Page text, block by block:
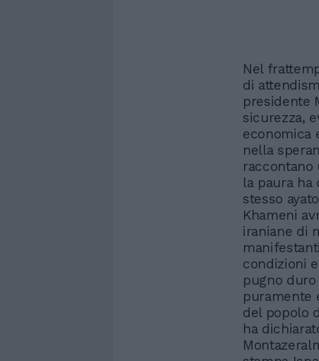
Nel
di
presidente
sicurezza,
economica
nella
raccontano
la paura
stesso
Khameni
iraniane di
condizioni
pugno
puramente
del popolo
ha